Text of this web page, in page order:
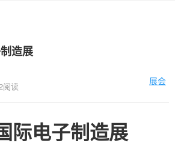
造展
展会
阅读
际电子制造展